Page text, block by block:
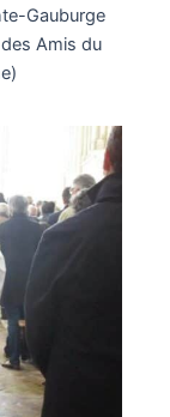
Gauburge
Amis du